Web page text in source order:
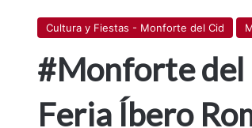
Cultura y Fiestas - Monforte del Cid
#Monforte del
Feria Íbero